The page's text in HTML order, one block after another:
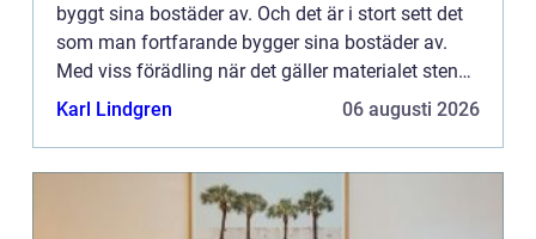
byggt sina bostäder av. Och det är i stort sett det
som man fortfarande bygger sina bostäder av.
Med viss förädling när det gäller materialet sten
förstås. Det är alltså material som kommer från
Karl Lindgren 06 augusti 2026